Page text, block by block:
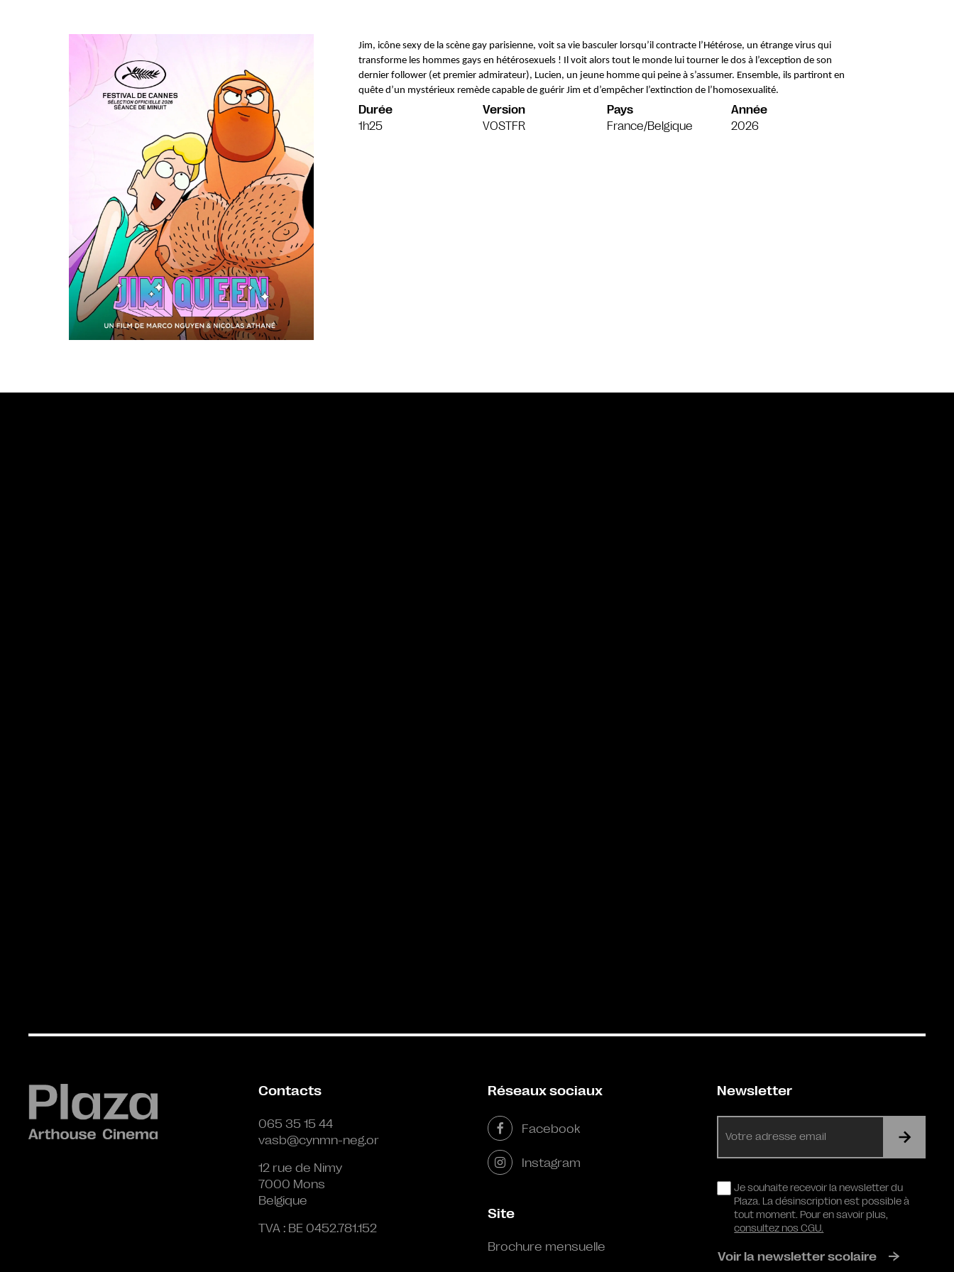
Jim, icône sexy de la scène gay parisienne, voit sa vie basculer lorsqu’il contracte l’Hétérose, un étrange virus qui
transforme les hommes gays en hétérosexuels ! Il voit alors tout le monde lui tourner le dos à l’exception de son
dernier follower (et premier admirateur), Lucien, un jeune homme qui peine à s’assumer. Ensemble, ils partiront en
quête d’un mystérieux remède capable de guérir Jim et d’empêcher l’extinction de l’homosexualité.
Durée
1h25
Version
VOSTFR
Pays
France/Belgique
Année
2026
Contacts
065 35 15 44
vasb@cynmn-neg.or
12 rue de Nimy
7000 Mons
Belgique
TVA : BE 0452.781.152
Réseaux sociaux
Facebook
Instagram
Site
Brochure mensuelle
Newsletter
mail
RGPDJe souhaite recevoir la newsletter du
Plaza. La désinscription est possible à
tout moment. Pour en savoir plus,
consultez nos CGU.
Voir la newsletter scolaire